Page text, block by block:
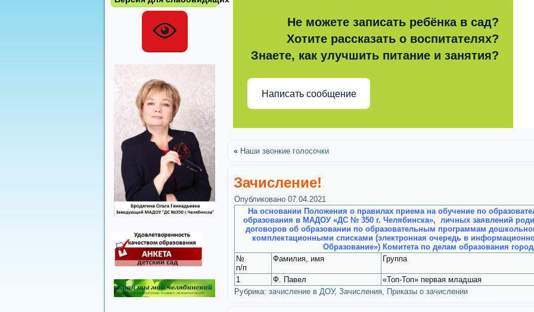
Не можете записать ребёнка в сад?
Хотите рассказать о воспитателях?
Знаете, как улучшить питание и занятия?
Написать сообщение
« Наши звонкие голосочки
Зачисление!
Опубликовано 07.04.2021
На основании Положения о правилах приема на обучение по
образования в МАДОУ «ДС № 350 г. Челябинска», личных заявлений
договоров об образовании по образовательным программам
комплектационными списками (электронная очередь в
Образование») Комитета по делам образования
№
п/п
Фамилия, имя Группа
1
Ф. Павел «Топ-Топ» первая младшая
Рубрика: зачисление в ДОУ, Зачисления, Приказы о зачислении